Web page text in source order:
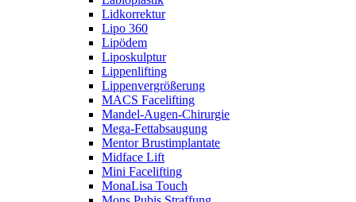
Lidkorrektur
Lipo 360
Lipödem
Liposkulptur
Lippenlifting
Lippenvergrößerung
MACS Facelifting
Mandel-Augen-Chirurgie
Mega-Fettabsaugung
Mentor Brustimplantate
Midface Lift
Mini Facelifting
MonaLisa Touch